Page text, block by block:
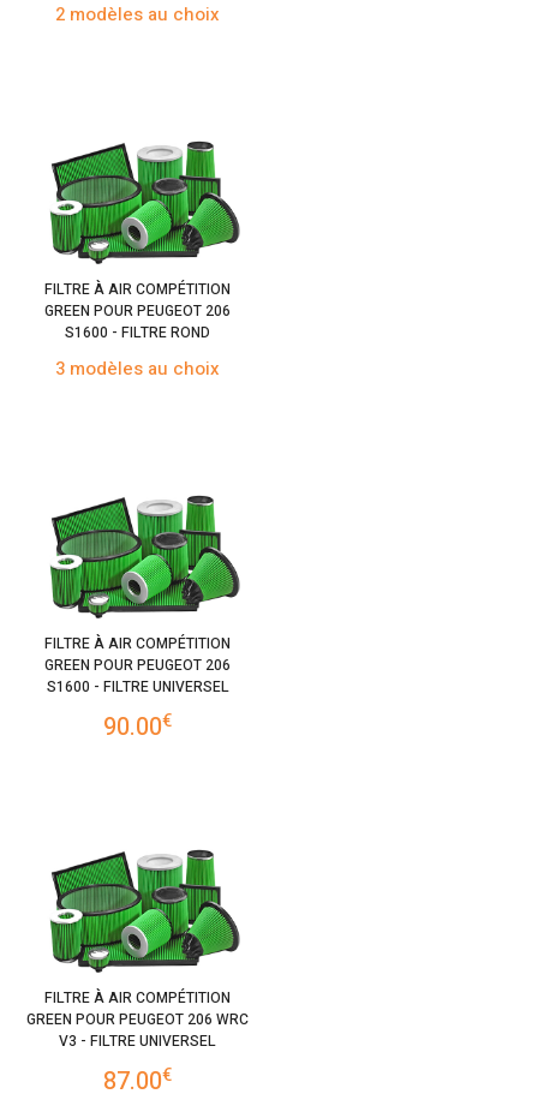
2 modèles au choix
FILTRE À AIR COMPÉTITION
GREEN POUR PEUGEOT 206
S1600 - FILTRE ROND
3 modèles au choix
FILTRE À AIR COMPÉTITION
GREEN POUR PEUGEOT 206
S1600 - FILTRE UNIVERSEL
90.00€
FILTRE À AIR COMPÉTITION
GREEN POUR PEUGEOT 206 WRC
V3 - FILTRE UNIVERSEL
87.00€